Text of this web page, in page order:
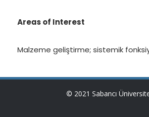
Areas of Interest
Malzeme geliştirme; sistemik
© 2021 Sabancı